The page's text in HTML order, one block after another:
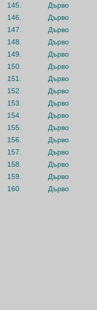
145.
Дърво
146.
Дърво
147.
Дърво
148.
Дърво
149.
Дърво
150.
Дърво
151.
Дърво
152.
Дърво
153.
Дърво
154.
Дърво
155.
Дърво
156.
Дърво
157.
Дърво
158.
Дърво
159.
Дърво
160.
Дърво